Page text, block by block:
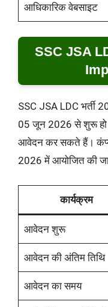
आधिकारिक वेबसाइट
SSC JSA
SSC JSA LDC भर्ती
05 जून 2026 से शुरू हो
आवेदन कर सकते हैं।
2026 में आयोजित की
कार्यक्रम
आवेदन शुरू
आवेदन की अंतिम तिथि
आवेदन का समय